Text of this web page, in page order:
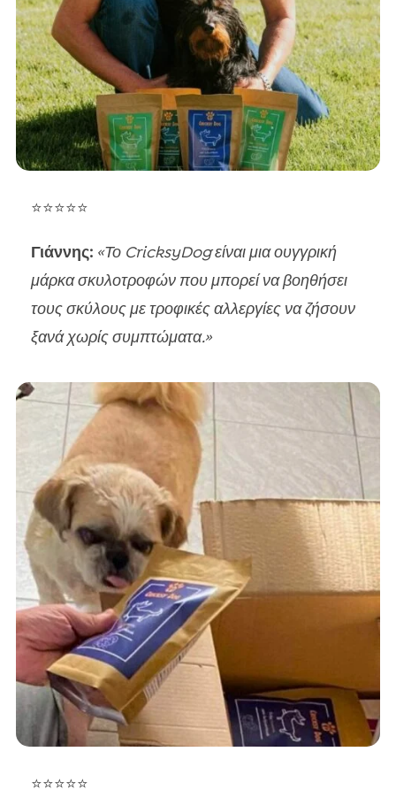
⭐⭐⭐⭐⭐
Γιάννης:«Το CricksyDog είναι μια ουγγρική
μάρκα σκυλοτροφών που μπορεί να βοηθήσει
τους σκύλους με τροφικές αλλεργίες να ζήσουν
ξανά χωρίς συμπτώματα.»
⭐⭐⭐⭐⭐